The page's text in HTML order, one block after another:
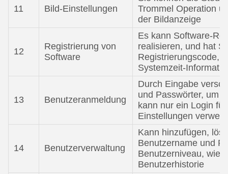
11 Bild-Einstellungen
Trommel Operation
der Bildanzeige
12
Registrierung von
Software
Es kann Software-
realisieren, und hat
Registrierungscode,
Systemzeit-
13 Benutzeranmeldung
Durch Eingabe
und Passwörter, um
kann nur ein Login
Einstellungen
14 Benutzerverwaltung
Kann hinzufügen,
Benutzername und
Benutzerniveau,
Benutzerhistorie